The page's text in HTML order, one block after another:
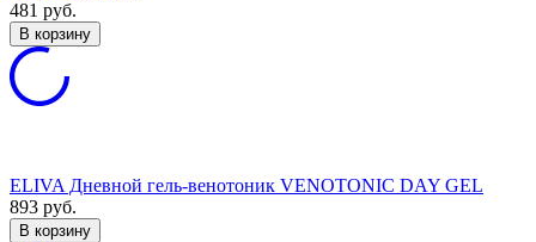
481 руб.
В корзину
ELIVA Дневной гель-венотоник VENOTONIC DAY GEL
893 руб.
В корзину